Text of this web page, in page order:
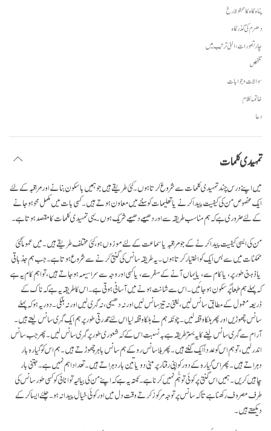
پناہ گاہ کا محفوظ رخ
دھرم کی گذرگاہ
چار تصورات، الٹی ترتیب میں
تلخیص
سوالات و جوابات
خاتمۂ کلام
دعا
تمہیدی کلمات
میں اپنے درس چند تمہیدی کلمات سے شروع کرتا ہوں۔ کئی طریقے ہیں جو ہمیں باسکون بنانے اورمراقبہ کے لئے
ایک مخصوص من کی کیفیت پیدا کرنے یا تعلیمات کو سننے میں معاون ہوتے ہیں۔ کسی بات میں مکمل محو ہوجانے
کے لئے ضروری ہے کہ ہم مناسب طریقہ سے اور دھیمے دھیمے شریک ہوں۔ یہی تمہیدی کلمات کا مقصد ہوتا ہے۔
من کی ایسی کیفیت پیدا کرنے کے جو مراقبہ یا سماعت کے لئے موزوں ہو، کئی مختلف طریقے ہیں۔ میں عموماً کئی
ممکنات میں سے بس ایک کو اختیار کرتا ہوں۔ یہ طریقہ سانس کی گنتی کرنے سے شروع ہوتا ہے۔ جب ہم جذباتی
یا ذہنی طور پر، یا کام سے، یا یہاں آنے کے سفر سے، یا کسی اور وجہ سے سراسیمہ ہوجاتے ہیں، تو اہم کام یہ ہے
کہ پہلے ہم طبعاً پُر سکون ہو جائیں۔ اس سے شانت ہونے میں آسانی ہوتی ہے۔ اس کا طریقہ یہ ہے کہ ناک کے
ذریعہ معمول کے مطابق سانس لیں، یعنی نہ تیز سانس لیں اور نہ دھیمی، نہ گہری لیں اور نہ ہلکی۔ دور یہ ہو کہ پہلے
سانس چھوڑیں اور پھر ہلکا وقفہ لیں۔ چونکہ ہم نے ہلکا وقفہ لیا اس لئے قدرتی طور پر ہم ایک گہری سانس لیتے ہیں۔
آرام سے گہری سانس لینے کا یہ بہتر طریقہ ہے بہ نسبت اس کے کہ شعوری طور پر گہری سانس لیں۔ پھر جب سانس
اندر لیں، تو ہم اس کو عدداً ایک گنتے ہیں۔ پھر بلا سانس روکے ہم سانس باہر چھوڑتے ہیں۔ ہم اس کو گیارہ بار
دہراتے ہیں۔ پھر اس گیارہ کے دور کو اپنی رفتار پر مبنی دو یا تین بار دہراتے ہیں۔ تعداد اہم نہیں ہے۔ جتنی بار
چاہیں کریں۔ ہمیں اس گنتی پرکوئی توہُّم نہیں کرنا ہے۔ نکتہ یہ ہے کہ اپنے من کی بیانیہ توانائی کو کسی طور سانس کی
طرف مصروف رکھنا ہے تا کہ سانس پر توجہ مرکوز کرتے وقت دل میں اور کوئی خیال پیدا نہ ہو۔ چلئے ایسا کرکے
دیکھتے ہیں۔